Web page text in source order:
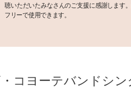
聴いただいたみなさんのご支援に感謝します
フリーで使用できます。
コヨーテバンド シ